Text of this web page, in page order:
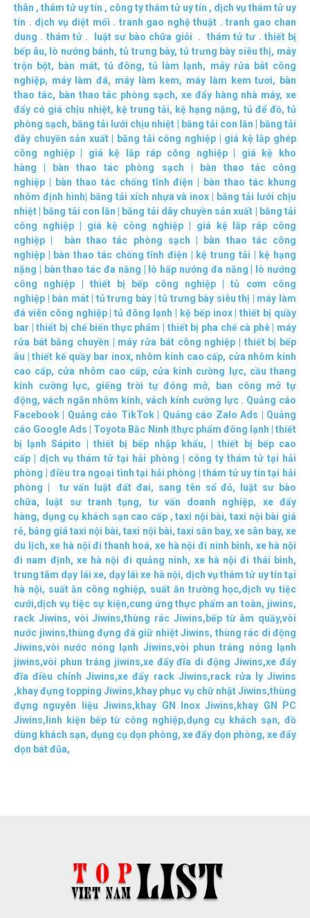
thân , thám tử uy tín , công ty thám tử uy tín , dịch vụ thám tử uy
tín . dịch vụ diệt mối . tranh gao nghệ thuật . tranh gao chan
dung . thám tử. luật sư bào chữa giỏi . thám tử tư . thiết bị
bếp âu, lò nướng bánh,tủ trưng bày, tủ trưng bày siêu thị, máy
trộn bột, bàn mát, tủ đông,tủ làm lạnh, máy rửa bát công
nghiệp, máy làm đá, máy làm kem, máy làm kem tươi, bàn
thao tác, bàn thao tác phòng sạch, xe đẩy hàng nhà máy,xe
đẩy có giá chịu nhiệt, kệ trung tải, kệ hạng nặng, tủ để đồ,tủ
phòng sạch, băng tải lưới chịu nhiệt băng tải con lăn
băng tải
dây chuyền sản xuất| băng tải công nghiệp| giá kệ lắp ghép
công nghiệp| giá kệ lắp ráp công nghiệp| giá kệ kho
hàng
bàn thao tác phòng sạch
bàn thao tác công
nghiệp
bàn thao tác chống tĩnh điện
bàn thao tác khung
nhôm định hình
băng tải xích nhựa và inox
băng tải lưới chịu
nhiệt
băng tải con lăn băng tải dây chuyền sản xuất
băng tải
công nghiệp| giá kệ công nghiệp
giá kệ lắp ráp công
nghiệp
bàn thao tác phòng sạch
bàn thao tác công
nghiệp
bàn thao tác chống tĩnh điện kệ trung tải
kệ hạng
nặng
bàn thao tác đa năng lò hấp nướng đa năng
lò nướng
công nghiệp
thiết bị bếp công nghiệp|tủ cơm công
nghiệp
bàn mát| tủ trưng bày|tủ trưng bày siêu thị
máy làm
đá viên công nghiệp|tủ đông lạnh kệ bếp inox|thiết bị quầy
bar |thiết bị chế biến thực phẩm thiết bị pha chế cà phê| máy
rửa bát băng chuyền
máy rửa bát công nghiệp
thiết bị bếp
âu |thiết kế quầy bar inox, nhôm kính cao cấp, cửa nhôm kính
cao cấp, cửa nhôm cao cấp, cửa kính cường lực, cầu thang
kính cường lực, giếng trời tự đóng mở,
ban công mở tự
động, vách ngăn nhôm kính,vách kính cường lực. Quảng cáo
Facebook
Quảng cáo TikTok| Quảng cáo Zalo Ads
Quảng
cáo Google Ads
Toyota Bắc Ninh | thực phẩm đông lạnh |thiết
bị lạnh Sápito
thiết bị bếp nhập khẩu, |thiết bị bếp cao
cấp
dịch vụ thám tử tại hải phòng
công ty thám tử tại hải
phòng |điều tra ngoại tình tại hải phòng |thám tử uy tín tại hải
phòng
tư vấn luật đất đai, sang tên sổ đỏ,
luật sư bào
chữa, luật sư tranh tụng, tư vấn doanh nghiệp, xe đẩy
hàng, dụng cụ khách sạn cao cấp,taxi nội bài,taxi nội bài giá
rẻ, bảng giá taxi nội bài,taxi nội bài, taxi sân bay, xe sân bay,xe
du lịch,xe hà nội đi thanh hoá, xe hà nội đi ninh bình, xe hà nội
đi nam định, xe hà nội đi quảng ninh, xe hà nội đi thái bình,
trung tâm dạy lái xe, dạy lái xe hà nội, dịch vụ thám tử uy tín tại
hà nội, suất ăn công nghiệp, suất ăn trường học,dịch vụ tiệc
cưới,dịch vụ tiệc sự kiện,cung ứng thực phẩm an toàn, jiwins,
rack Jiwins, vòi Jiwins,thùng rác Jiwins,bếp từ âm quầy,vòi
nước jiwins,thùng đựng đá giữ nhiệt Jiwins, thùng rác di động
Jiwins,vòi nước nóng lạnh Jiwins,vòi phun tráng nóng lạnh
jiwins,vòi phun tráng jiwins,xe đẩy đĩa di động Jiwins,xe đẩy
đĩa điều chỉnh Jiwins,xe đẩy rack Jiwins,rack rửa ly Jiwins
, khay đựng topping Jiwins, khay phục vụ chữ nhật Jiwins,thùng
đựng nguyên liệu Jiwins, khay GN Inox Jiwins, khay GN PC
Jiwins, linh kiện bếp từ công nghiệp,dụng cụ khách sạn, đồ
dùng khách sạn, dụng cụ dọn phòng, xe đẩy dọn phòng, xe đẩy
dọn bát đũa,